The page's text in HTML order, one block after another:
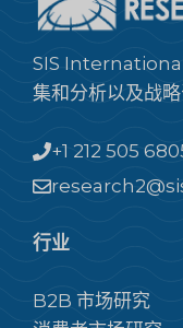
SIS International
集和分析以及战
+1 212 505
行业
B2B 市场研究